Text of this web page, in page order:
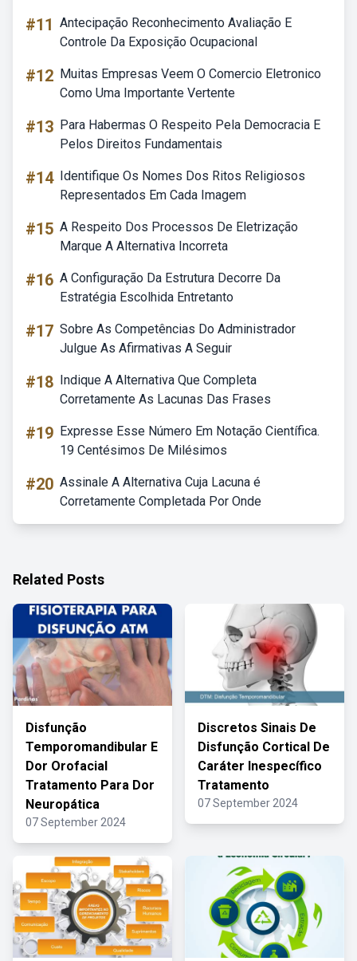
#11 Antecipação Reconhecimento Avaliação E
Controle Da Exposição Ocupacional
#12 Muitas Empresas Veem O Comercio Eletronico
Como Uma Importante Vertente
#13 Para Habermas O Respeito Pela Democracia E
Pelos Direitos Fundamentais
#14 Identifique Os Nomes Dos Ritos Religiosos
Representados Em Cada Imagem
#15 A Respeito Dos Processos De Eletrização
Marque A Alternativa Incorreta
#16 A Configuração Da Estrutura Decorre Da
Estratégia Escolhida Entretanto
#17 Sobre As Competências Do Administrador
Julgue As Afirmativas A Seguir
#18 Indique A Alternativa Que Completa
Corretamente As Lacunas Das Frases
#19 Expresse Esse Número Em Notação Científica.
19 Centésimos De Milésimos
#20 Assinale A Alternativa Cuja Lacuna é
Corretamente Completada Por Onde
Related Posts
Disfunção
Temporomandibular E
Dor Orofacial
Tratamento Para Dor
Neuropática
07 September 2024
Discretos Sinais De
Disfunção Cortical De
Caráter Inespecífico
Tratamento
07 September 2024